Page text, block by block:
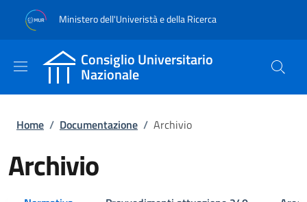
al contenuto principale
to footer content
Ministero dell'Univeristà e della Ricerca
Consiglio Universitario
Nazionale
Briciole di pane
Home / Documentazione / Archivio
Archivio